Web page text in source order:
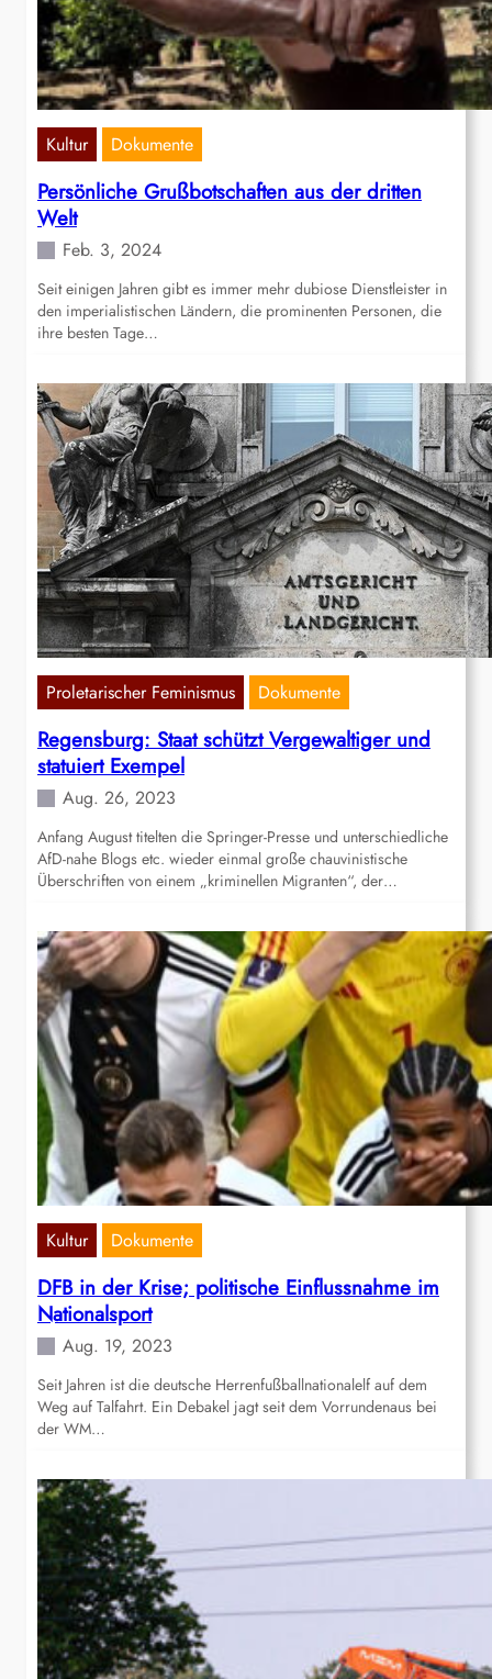
Kultur Dokumente
Persönliche Grußbotschaften aus der dritten
Welt
Feb. 3, 2024
Seit einigen Jahren gibt es immer mehr dubiose Dienstleister in
den imperialistischen Ländern, die prominenten Personen, die
ihre besten Tage…
Proletarischer Feminismus Dokumente
Regensburg: Staat schützt Vergewaltiger und
statuiert Exempel
Aug. 26, 2023
Anfang August titelten die Springer-Presse und unterschiedliche
AfD-nahe Blogs etc. wieder einmal große chauvinistische
Überschriften von einem „kriminellen Migranten“, der…
Kultur Dokumente
DFB in der Krise; politische Einflussnahme im
Nationalsport
Aug. 19, 2023
Seit Jahren ist die deutsche Herrenfußballnationalelf auf dem
Weg auf Talfahrt. Ein Debakel jagt seit dem Vorrundenaus bei
der WM…